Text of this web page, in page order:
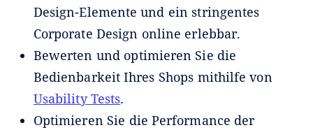
Design-Elemente und ein stringentes
Corporate Design online erlebbar.
Bewerten und optimieren Sie die
Bedienbarkeit Ihres Shops mithilfe von
Usability Tests.
Optimieren Sie die Performance der